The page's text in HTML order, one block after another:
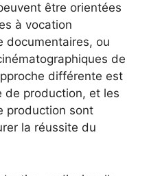
être orientées
à vocation
documentaires, ou
de
différente est
de production, et les
production sont
la réussite du